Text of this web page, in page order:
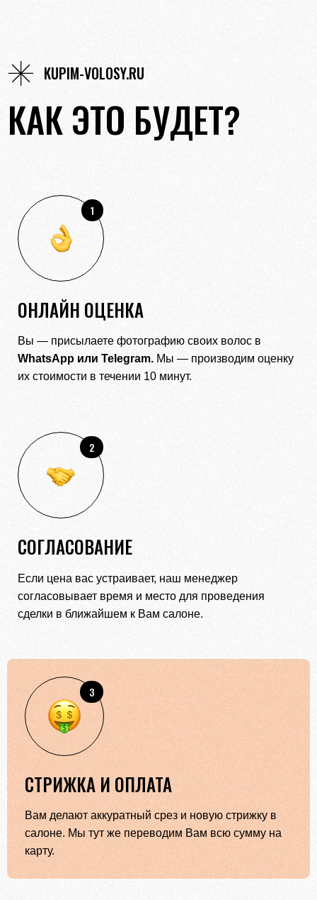
KUPIM-VOLOSY.RU
КАК ЭТО БУДЕТ?
1
ОНЛАЙН ОЦЕНКА
Вы — присылаете фотографию своих волос в
WhatsApp или Telegram. Мы — производим оценку
их стоимости в течении 10 минут.
2
СОГЛАСОВАНИЕ
Если цена вас устраивает, наш менеджер
согласовывает время и место для проведения
сделки в ближайшем к Вам салоне.
3
СТРИЖКА И ОПЛАТА
Вам делают аккуратный срез и новую стрижку в
салоне. Мы тут же переводим Вам всю сумму на
карту.